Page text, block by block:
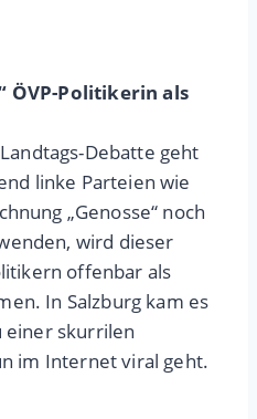
ÖVP-Politikerin als
Debatte geht
linke Parteien wie
„Genosse“ noch
wird dieser
offenbar als
In Salzburg kam es
einer skurrilen
im Internet viral geht.